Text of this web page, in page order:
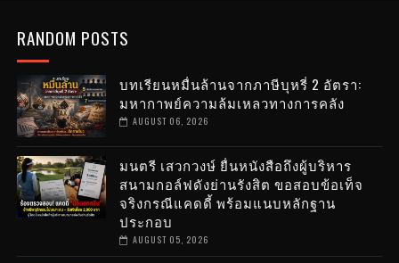
RANDOM POSTS
บทเรียนหมื่นล้านจากภาษีบุหรี่ 2 อัตรา:
มหากาพย์ความล้มเหลวทางการคลัง
AUGUST 06, 2026
มนตรี เสวกวงษ์ ยื่นหนังสือถึงผู้บริหาร
สนามกอล์ฟดังย่านรังสิต ขอสอบข้อเท็จ
จริงกรณีแคดดี้ พร้อมแนบหลักฐาน
ประกอบ
AUGUST 05, 2026